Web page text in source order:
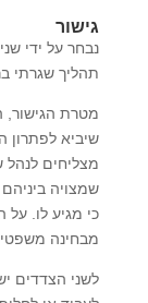
גישור
נבחר על ידי
תהליך שגרתי
מטרת הגישור,
שיביא לפתרון
מצליחים
שמצויה
כי מגיע לו. על
מבחינה
לשני הצדדים